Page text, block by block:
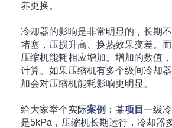
养更换。
冷却器的影响是非常明显的，长期
堵塞，压损升高、换热效果变差。
压缩机能耗相应增加。增加的数值
计算。如果压缩机有多个级间冷却
加会对压缩机能耗影响更明显。
给大家举个实际案例 ：某项目 一级
是5kPa，压缩机长期运行，冷却器